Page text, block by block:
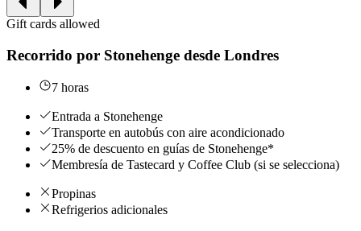
Gift cards allowed
Recorrido por Stonehenge desde Londres
7 horas
Entrada a Stonehenge
Transporte en autobús con aire acondicionado
25% de descuento en guías de Stonehenge*
Membresía de Tastecard y Coffee Club (si se selecciona)
Propinas
Refrigerios adicionales